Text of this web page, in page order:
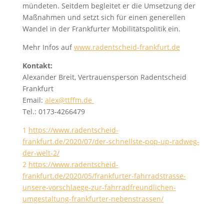
mündeten. Seitdem begleitet er die Umsetzung der
Maßnahmen und setzt sich für einen generellen
Wandel in der Frankfurter Mobilitätspolitik ein.
Mehr Infos aufwww.radentscheid-frankfurt.de
Kontakt:
Alexander Breit, Vertrauensperson Radentscheid
Frankfurt
Email: alex@ttffm.de
Tel.: 0173-4266479
1 https://www.radentscheid-
frankfurt.de/2020/07/der-schnellste-pop-up-radweg-
der-welt-2/
2 https://www.radentscheid-
frankfurt.de/2020/05/frankfurter-fahrradstrasse-
unsere-vorschlaege-zur-fahrradfreundlichen-
umgestaltung-frankfurter-nebenstrassen/